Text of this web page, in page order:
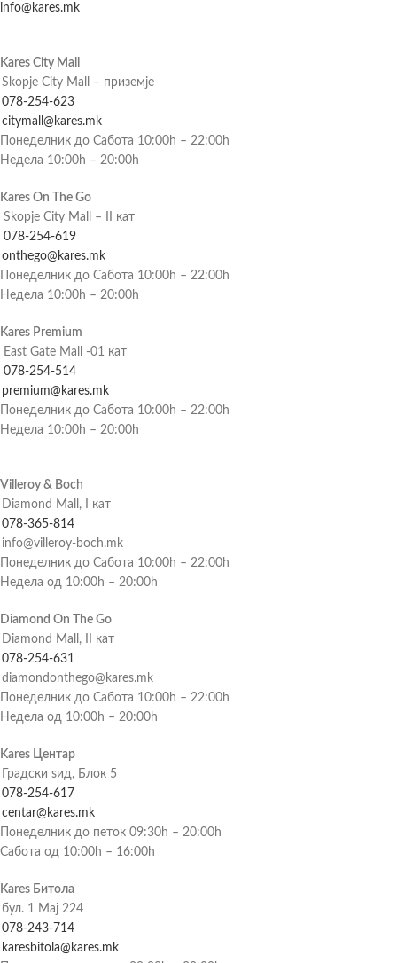
info@kares.mk
Kares City Mall
Skopje City Mall – приземје
078-254-623
citymall@kares.mk
Понеделник до Сабота 10:00h – 22:00h
Недела 10:00h – 20:00h
Kares On The Go
Skopje City Mall – II кат
078-254-619
onthego@kares.mk
Понеделник до Сабота 10:00h – 22:00h
Недела 10:00h – 20:00h
Kares Premium
East Gate Mall -01 кат
078-254-514
premium@kares.mk
Понеделник до Сабота 10:00h – 22:00h
Недела 10:00h – 20:00h
Villeroy & Boch
Diamond Mall, I кат
078-365-814
info@villeroy-boch.mk
Понеделник до Сабота 10:00h – 22:00h
Недела од 10:00h – 20:00h
Diamond On The Go
Diamond Mall, II кат
078-254-631
diamondonthego@kares.mk
Понеделник до Сабота 10:00h – 22:00h
Недела од 10:00h – 20:00h
Kares Центар
Градски ѕид, Блок 5
078-254-617
centar@kares.mk
Понеделник до петок 09:30h – 20:00h
Сабота од 10:00h – 16:00h
Kares Битола
бул. 1 Мај 224
078-243-714
karesbitola@kares.mk